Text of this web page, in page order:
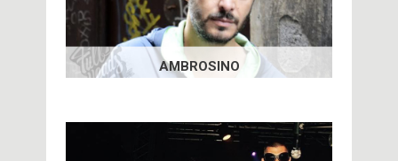
AMBROSINO